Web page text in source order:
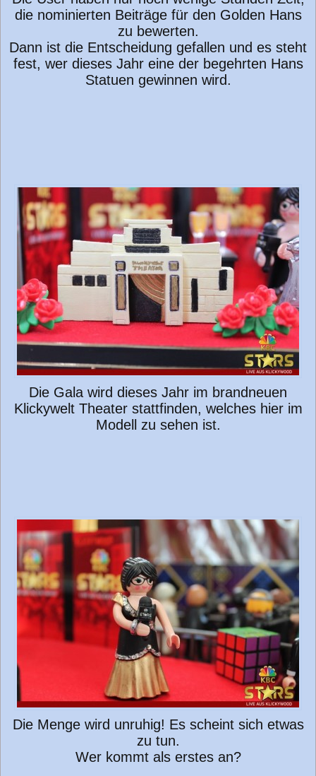
die nominierten Beiträge für den Golden Hans
zu bewerten.
Dann ist die Entscheidung gefallen und es steht
fest, wer dieses Jahr eine der begehrten Hans
Statuen gewinnen wird.
Die Gala wird dieses Jahr im brandneuen
Klickywelt Theater stattfinden, welches hier im
Modell zu sehen ist.
Die Menge wird unruhig! Es scheint sich etwas
zu tun.
Wer kommt als erstes an?